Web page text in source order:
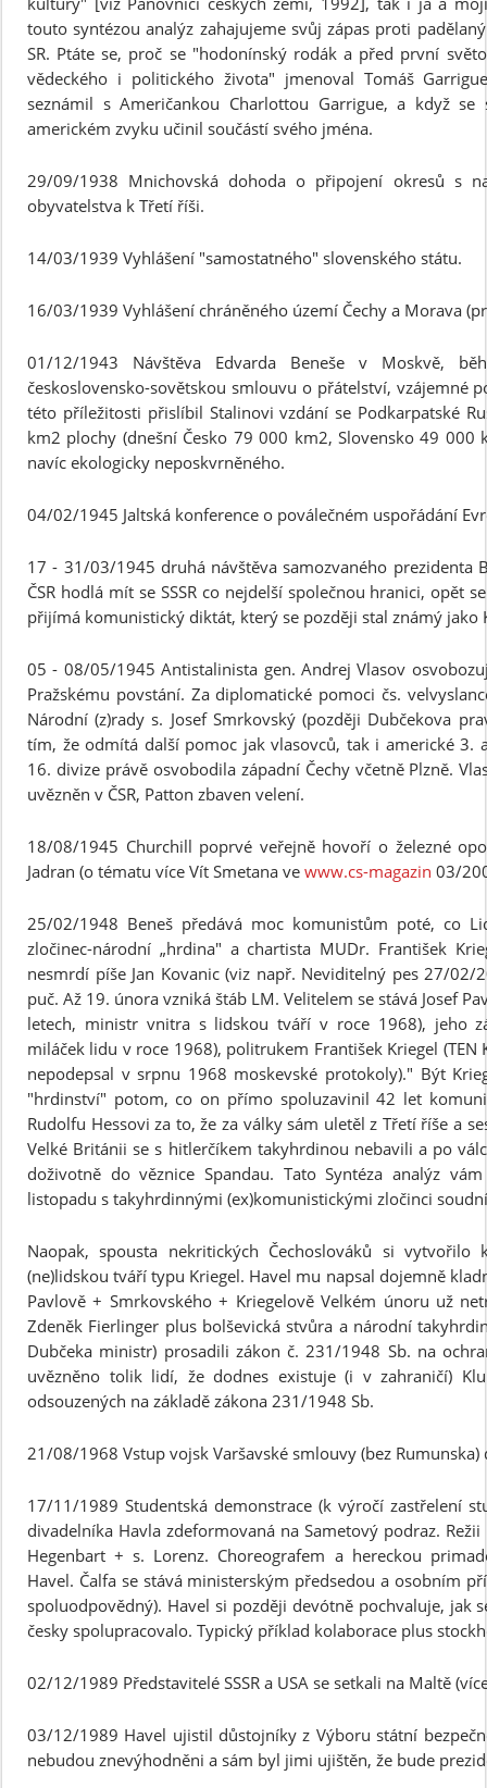
touto syntézou analýz zahajujeme svůj zápas proti
SR. Ptáte se, proč se "hodonínský rodák a před první
vědeckého i politického života" jmenoval Tomáš
seznámil s Američankou Charlottou Garrigue, a když
americkém zvyku učinil součástí svého jména.
29/09/1938 Mnichovská dohoda o připojení okresů s
obyvatelstva k Třetí říši.
14/03/1939 Vyhlášení "samostatného" slovenského státu.
16/03/1939 Vyhlášení chráněného území Čechy a Morava
01/12/1943 Návštěva Edvarda Beneše v Moskvě,
československo-sovětskou smlouvu o přátelství, vzájemné
této příležitosti přislíbil Stalinovi vzdání se Podkarpatské
km2 plochy (dnešní Česko 79 000 km2, Slovensko 49 000
navíc ekologicky neposkvrněného.
04/02/1945 Jaltská konference o poválečném uspořádání
17 - 31/03/1945 druhá návštěva samozvaného prezidenta
ČSR hodlá mít se SSSR co nejdelší společnou hranici, opět
přijímá komunistický diktát, který se později stal známý jako
05 - 08/05/1945 Antistalinista gen. Andrej Vlasov
Pražskému povstání. Za diplomatické pomoci čs.
Národní (z)rady s. Josef Smrkovský (později Dubčekova
tím, že odmítá další pomoc jak vlasovců, tak i americké 3.
16. divize právě osvobodila západní Čechy včetně Plzně.
uvězněn v ČSR, Patton zbaven velení.
18/08/1945 Churchill poprvé veřejně hovoří o železné
Jadran (o tématu více Vít Smetana ve www.cs-magazin 03/
25/02/1948 Beneš předává moc komunistům poté, co
zločinec-národní „hrdina" a chartista MUDr. František
nesmrdí píše Jan Kovanic (viz např. Neviditelný pes 27/02/
puč. Až 19. února vzniká štáb LM. Velitelem se stává Josef
letech, ministr vnitra s lidskou tváří v roce 1968), jeho
miláček lidu v roce 1968), politrukem František Kriegel
nepodepsal v srpnu 1968 moskevské protokoly)." Být
"hrdinství" potom, co on přímo spoluzavinil 42 let
Rudolfu Hessovi za to, že za války sám uletěl z Třetí říše a
Velké Británii se s hitlerčíkem takyhrdinou nebavili a po
doživotně do věznice Spandau. Tato Syntéza analýz
listopadu s takyhrdinnými (ex)komunistickými zločinci
Naopak, spousta nekritických Čechoslováků si
(ne)lidskou tváří typu Kriegel. Havel mu napsal dojemně
Pavlově + Smrkovského + Kriegelově Velkém únoru už
Zdeněk Fierlinger plus bolševická stvůra a národní
Dubčeka ministr) prosadili zákon č. 231/1948 Sb. na
uvězněno tolik lidí, že dodnes existuje (i v zahraničí)
odsouzených na základě zákona 231/1948 Sb.
21/08/1968 Vstup vojsk Varšavské smlouvy (bez Rumunska)
17/11/1989 Studentská demonstrace (k výročí zastřelení
divadelníka Havla zdeformovaná na Sametový podraz.
Hegenbart + s. Lorenz. Choreografem a hereckou
Havel. Čalfa se stává ministerským předsedou a osobním
spoluodpovědný). Havel si později devótně pochvaluje, jak
česky spolupracovalo. Typický příklad kolaborace plus
02/12/1989 Představitelé SSSR a USA se setkali na Maltě
03/12/1989 Havel ujistil důstojníky z Výboru státní
nebudou znevýhodněni a sám byl jimi ujištěn, že bude